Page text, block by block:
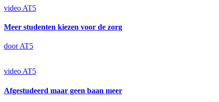
video AT5
Meer studenten kiezen voor de zorg
door AT5
video AT5
Afgestudeerd maar geen baan meer